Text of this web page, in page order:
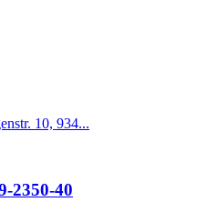
10, 934...
2350-40